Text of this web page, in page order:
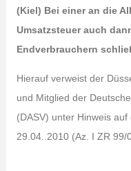
(Kiel) Bei einer an die
Umsatzsteuer auch
Endverbrauchern
Hierauf verweist der
und Mitglied der
(DASV) unter Hinweis
29.04..2010 (Az. I ZR 99/